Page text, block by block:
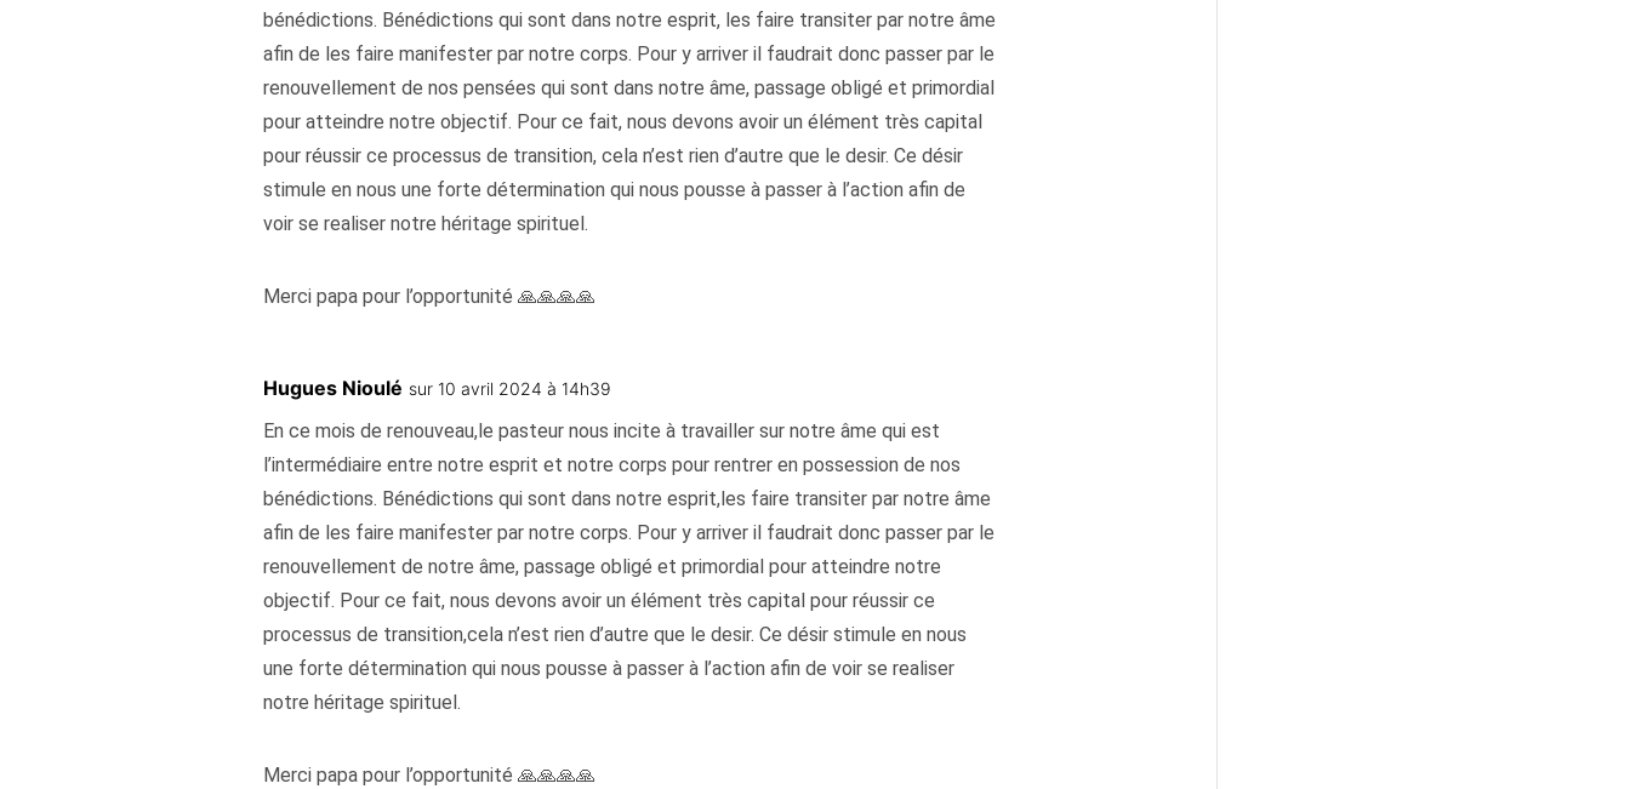
bénédictions. Bénédictions qui sont dans notre esprit, les faire transiter par notre âme
afin de les faire manifester par notre corps. Pour y arriver il faudrait donc passer par le
renouvellement de nos pensées qui sont dans notre âme, passage obligé et primordial
pour atteindre notre objectif. Pour ce fait, nous devons avoir un élément très capital
pour réussir ce processus de transition, cela n’est rien d’autre que le desir. Ce désir
stimule en nous une forte détermination qui nous pousse à passer à l’action afin de
voir se realiser notre héritage spirituel.
Merci papa pour l’opportunité 🙏🙏🙏🙏
Hugues Nioulé sur 10 avril 2024 à 14h39
En ce mois de renouveau,le pasteur nous incite à travailler sur notre âme qui est
l’intermédiaire entre notre esprit et notre corps pour rentrer en possession de nos
bénédictions. Bénédictions qui sont dans notre esprit,les faire transiter par notre âme
afin de les faire manifester par notre corps. Pour y arriver il faudrait donc passer par le
renouvellement de notre âme, passage obligé et primordial pour atteindre notre
objectif. Pour ce fait, nous devons avoir un élément très capital pour réussir ce
processus de transition,cela n’est rien d’autre que le desir. Ce désir stimule en nous
une forte détermination qui nous pousse à passer à l’action afin de voir se realiser
notre héritage spirituel.
Merci papa pour l’opportunité 🙏🙏🙏🙏